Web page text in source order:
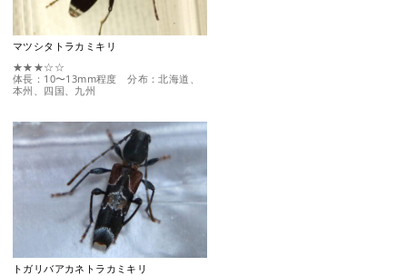
マツシタトラカミキリ
★★★☆☆
体長：10〜13mm程度 分布：北海道、
本州、四国、九州
トガリバアカネトラカミキリ